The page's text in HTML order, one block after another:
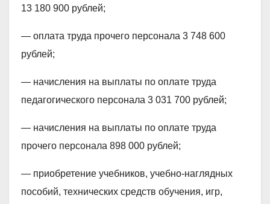
13 180 900 рублей;
— оплата труда прочего персонала 3 748 600
рублей;
— начисления на выплаты по оплате труда
педагогического персонала 3 031 700 рублей;
— начисления на выплаты по оплате труда
прочего персонала 898 000 рублей;
— приобретение учебников, учебно-наглядных
пособий, технических средств обучения, игр,